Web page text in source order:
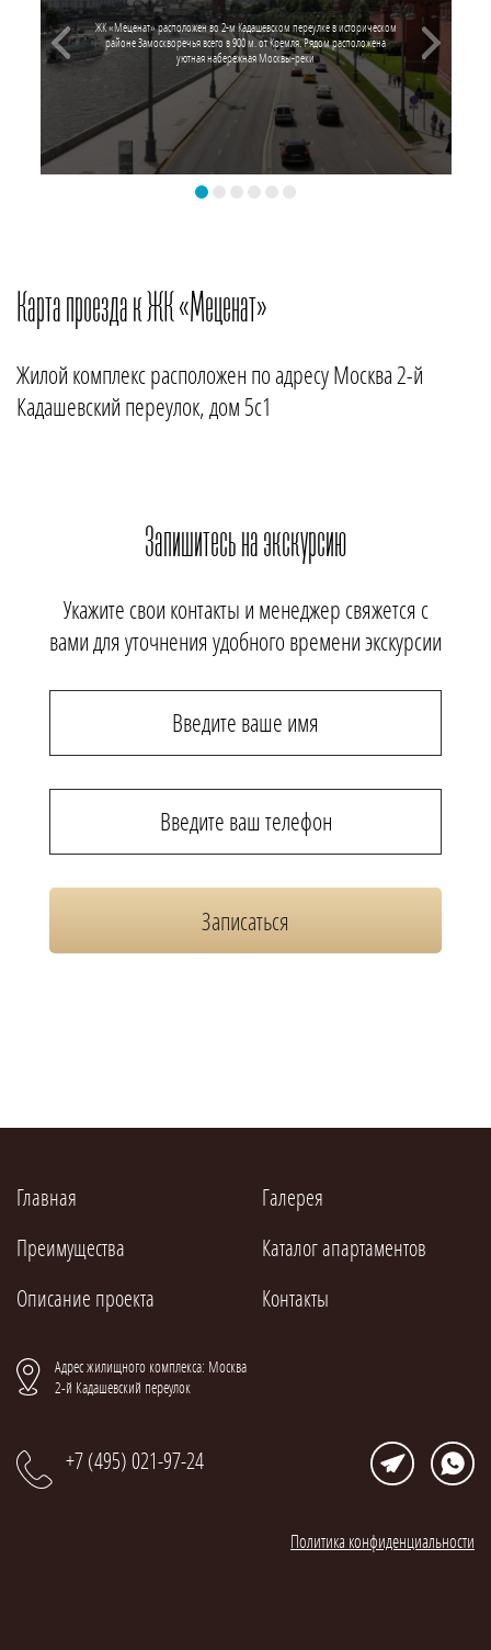
старинные здания — объекты исторического и архитектурного наследия. В пешей
доступности сквер на Болотной площади, Третьяковская галерея, парк искусств «Музеон».
ЖК «Меценат» расположен во 2-м Кадашевском переулке в историческом
районе Замоскворечья всего в 900 м. от Кремля. Рядом расположена
уютная набережная Москвы-реки
Карта проезда к ЖК «Меценат»
Жилой комплекс расположен по адресу Москва 2-й
Кадашевский переулок, дом 5с1
Запишитесь на экскурсию
Укажите свои контакты и менеджер свяжется с
вами для уточнения удобного времени экскурсии
Главная
Галерея
Преимущества
Каталог апартаментов
Описание проекта
Контакты
Политика конфиденциальности
Адрес жилищного комплекса: Москва
2-й Кадашевский переулок
+7 (495) 021-97-24